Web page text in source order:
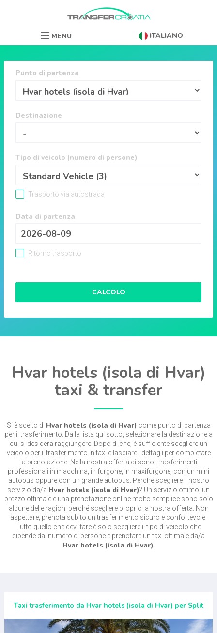
ITALIANO
MENU
Punto di partenza
Destinazione
Tipo di veicolo (numero di persone)
Trasporto via autostrada
Data di partenza
Ritorno trasporto
CALCOLO
Hvar hotels (isola di Hvar)
taxi & transfer
Si è scelto di Hvar hotels (isola di Hvar) come punto di partenza
per il trasferimento. Dalla lista qui sotto, selezionare la destinazione a
cui si desidera raggiungere. Dopo di che, è sufficiente scegliere un
veicolo per il trasferimento in taxi e lasciare i dettagli per completare
la prenotazione. Nella nostra offerta ci sono i trasferimenti
professionali in macchina, in furgone, in maxifurgone, con un mini
autobus oppure con un grande autobus. Perché scegliere il nostro
servizio da/a Hvar hotels (isola di Hvar)? Un servizio ottimo, un
prezzo ottimale e una prenotazione online molto semplice sono solo
alcune delle ragioni perché scegliere proprio la nostra offerta. Non
aspettare, prenota subito un trasferimento sicuro e confortevole.
Tutto quello che devi fare è solo scegliere il tipo di veicolo che
dipende dal numero di persone e prenotare un taxi ottimale da/a
Hvar hotels (isola di Hvar).
Taxi trasferimento da Hvar hotels (isola di Hvar) per Split